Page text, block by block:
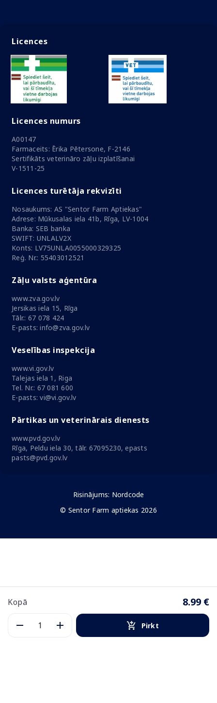
Kopā 8.99 €
Pirkt
Licences
Licences numurs
A00147
Farmaceits: Ērika Pētersone, F-2146
Sertifikāts veterināro zāļu izplatīšanai
V-1511-25
Licences turētāja rekvizīti
Nosaukums: AS "Sentor Farm Aptiekas"
Adrese: Mūkusalas iela 41b, Rīga, LV-1004
Banka: SEB banka
SWIFT: UNLALV2X
Konts: LV75UNLA0055000329325
Reģ. Nr.: 55403012521
Zāļu valsts aģentūra
www.zva.gov.lv
Jersikas iela 15, Rīga
Tālr.: 67 078 424
E-pasts: info@zva.gov.lv
Veselības inspekcija
www.vi.gov.lv
Talejas iela 1, Riga
Tel. Nr.: 67 081 600
E-pasts: vi@vi.gov.lv
Pārtikas un veterinārais dienests
www.pvd.gov.lv
Rīga, Peldu iela 30, tālr. 67095230, epasts
pasts@pvd.gov.lv
Risinājums: Nordcode
© Sentor Farm aptiekas 2026